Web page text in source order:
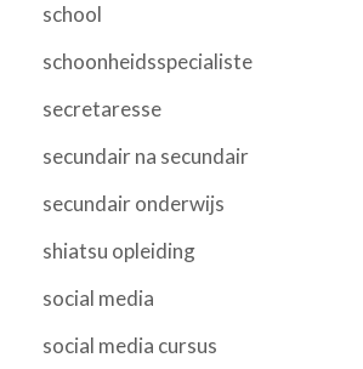
school
schoonheidsspecialiste
secretaresse
secundair na secundair
secundair onderwijs
shiatsu opleiding
social media
social media cursus